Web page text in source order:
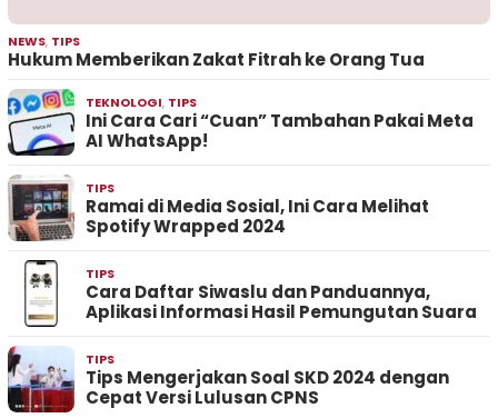
NEWS, TIPS
Hukum Memberikan Zakat Fitrah ke Orang Tua
TEKNOLOGI, TIPS
Ini Cara Cari “Cuan” Tambahan Pakai Meta
AI WhatsApp!
TIPS
Ramai di Media Sosial, Ini Cara Melihat
Spotify Wrapped 2024
TIPS
Cara Daftar Siwaslu dan Panduannya,
Aplikasi Informasi Hasil Pemungutan Suara
TIPS
Tips Mengerjakan Soal SKD 2024 dengan
Cepat Versi Lulusan CPNS